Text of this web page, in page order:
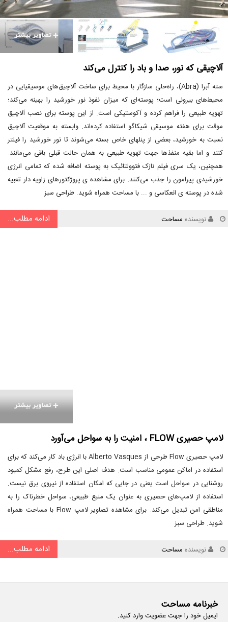
آلاچیقی که نور، صدا و باد را کنترل می‌کند
سته آبرا (Abra)، راه‌حلی سازگار با محیط برای ساخت آلاچیق‌های موسیقیایی در
محیط‌های بیرونی است؛ پوسته‌ای که میزان نفوذ نور خورشید را بهینه می‌کند؛
تهویه طبیعی را فراهم کرده و آکوستیکی است. از این پوسته برای نصب آلاچیق
موقت برای هفته موسیقی شیکاگو استفاده کرده‌اند. وابسته به موقعیت آلاچیق
نسبت به خورشید، بعضی از پنلهای خاص بسته می‌شوند تا نور خورشید را فیلتر
کنند و اما بقیه منفذها جهت تهویه طبیعی به همان حالت قبلی باقی می‌مانند.
همچنین، یک سری فیلم نازک فتوولتائیک به پوسته اضافه شده که تمامی انرژی
خورشیدی پیرامون را جذب می‌کنند. برای مشاهده ی پروژکتورهای زاویه دار تعبیه
شده در پوسته ی انعکاسی و ... با مساحت همراه شوید. طراحی سبز
نویسنده مساحت ادامه مطلب...
لامپ حصیری FLOW ، امنیت را به سواحل می‌آورد
لامپ حصیری Flow طرحی از Alberto Vasques با انرژی باد کار می‌کند که برای
استفاده در اماکن عمومی مناسب است. هدف اصلی این طرح، رفع مشکل کمبود
روشنایی در سواحل است یعنی در جایی که امکان استفاده از نیروی برق نیست.
استفاده از لامپ‌های حصیری به عنوان یک منبع طبیعی، سواحل خطرناک را به
مناطقی امن تبدیل می‌کند. برای مشاهده تصاویر لامپ Flow با مساحت همراه
شوید. طراحی سبز
نویسنده مساحت ادامه مطلب...
خبرنامه مساحت
ایمیل خود را جهت عضویت وارد کنید.